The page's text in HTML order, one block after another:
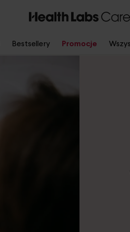
Bestsellery Promocje